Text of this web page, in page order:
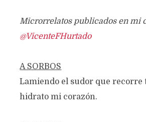
Microrrelatos publicados en mi
@VicenteFHurtado
A SORBOS
Lamiendo el sudor que recorre
hidrato mi corazón.